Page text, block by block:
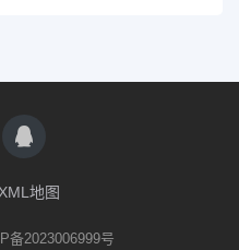
XML地图
备2023006999号